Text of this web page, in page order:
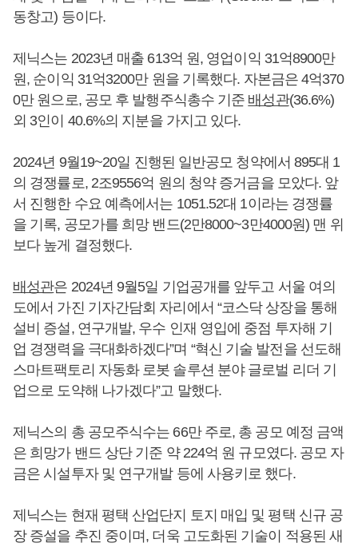
동창고) 등이다.
제닉스는 2023년 매출 613억 원, 영업이익 31억8900만
원, 순이익 31억3200만 원을 기록했다. 자본금은 4억370
0만 원으로, 공모 후 발행주식총수 기준 배성관(36.6%)
외 3인이 40.6%의 지분을 가지고 있다.
2024년 9월19~20일 진행된 일반공모 청약에서 895대 1
의 경쟁률로, 2조9556억 원의 청약 증거금을 모았다. 앞
서 진행한 수요 예측에서는 1051.52대 1이라는 경쟁률
을 기록, 공모가를 희망 밴드(2만8000~3만4000원) 맨 위
보다 높게 결정했다.
배성관은 2024년 9월5일 기업공개를 앞두고 서울 여의
도에서 가진 기자간담회 자리에서 “코스닥 상장을 통해
설비 증설, 연구개발, 우수 인재 영입에 중점 투자해 기
업 경쟁력을 극대화하겠다”며 “혁신 기술 발전을 선도해
스마트팩토리 자동화 로봇 솔루션 분야 글로벌 리더 기
업으로 도약해 나가겠다”고 말했다.
제닉스의 총 공모주식수는 66만 주로, 총 공모 예정 금액
은 희망가 밴드 상단 기준 약 224억 원 규모였다. 공모 자
금은 시설투자 및 연구개발 등에 사용키로 했다.
제닉스는 현재 평택 산업단지 토지 매입 및 평택 신규 공
장 증설을 추진 중이며, 더욱 고도화된 기술이 적용된 새